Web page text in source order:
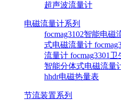
超声波流量计
电磁流量计系列
focmag3102智能电磁
式电磁流量计
流量计 focmag3301
智能分体式电磁流量
hhdr电磁热量表
节流装置系列